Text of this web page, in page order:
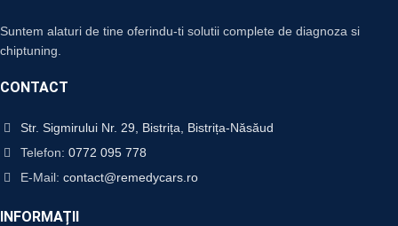
Suntem alaturi de tine oferindu-ti solutii complete de diagnoza si
chiptuning.
CONTACT
Str. Sigmirului Nr. 29, Bistrița, Bistrița-Năsăud
Telefon: 0772 095 778
E-Mail: contact@remedycars.ro
INFORMAȚII